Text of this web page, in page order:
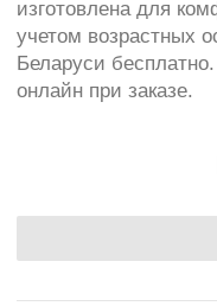
изготовлена для
учетом возрастных
Беларуси
онлайн при заказе.